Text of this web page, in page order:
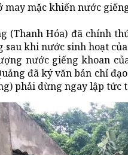
may mặc khiến nước
(Thanh Hóa) đã chính
sau khi nước sinh hoạt
nước giếng khoan
đã ký văn bản chỉ
phải dừng ngay lập tức